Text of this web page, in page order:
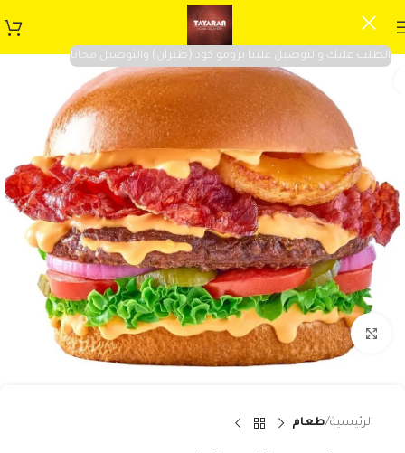
الطلب عليك والتوصيل علينا برومو كود (طيران) والتوصيل مجانا
Click to enlarge
الرئيسية طعام